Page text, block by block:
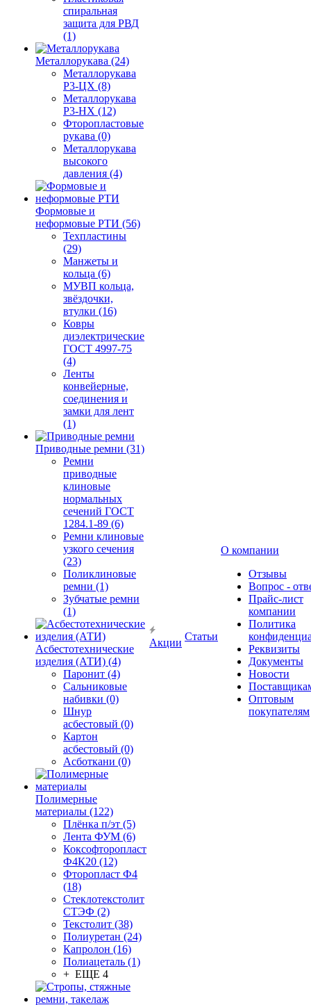
спиральная
защита для РВД
(1)
Металлорукава (24)
Металлорукава
Р3-ЦХ (8)
Металлорукава
Р3-НХ (12)
Фторопластовые
рукава (0)
Металлорукава
высокого
давления (4)
Формовые и
неформовые РТИ (56)
Техпластины
(29)
Манжеты и
кольца (6)
МУВП кольца,
звёздочки,
втулки (16)
Ковры
диэлектрические
ГОСТ 4997-75
(4)
Ленты
конвейерные,
соединения и
замки для лент
(1)
Приводные ремни (31)
Ремни
приводные
клиновые
нормальных
сечений ГОСТ
1284.1-89 (6)
Ремни клиновые
узкого сечения
(23)
Поликлиновые
ремни (1)
Зубчатые ремни
(1)
Асбестотехнические
изделия (АТИ) (4)
Паронит (4)
Сальниковые
набивки (0)
Шнур
асбестовый (0)
Картон
асбестовый (0)
Асботкани (0)
Полимерные
материалы (122)
Плёнка п/эт (5)
Лента ФУМ (6)
Коксофторопласт
Ф4К20 (12)
Фторопласт Ф4
(18)
Стеклотекстолит
СТЭФ (2)
Текстолит (38)
Полиуретан (24)
Капролон (16)
Полиацеталь (1)
+ ЕЩЕ 4
Акции
Статьи
О компании
Отзывы
Вопрос -
Прайс-лист
компании
Политика
Реквизиты
Документы
Новости
Оптовым
покупателям